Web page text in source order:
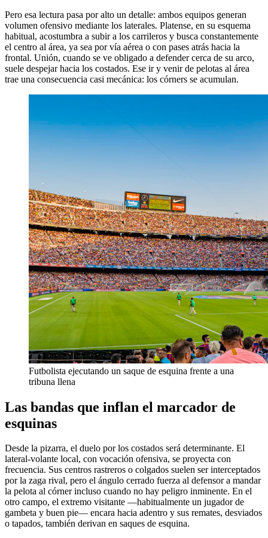
Pero esa lectura pasa por alto un detalle: ambos equipos generan
volumen ofensivo mediante los laterales. Platense, en su esquema
habitual, acostumbra a subir a los carrileros y busca constantemente
el centro al área, ya sea por vía aérea o con pases atrás hacia la
frontal. Unión, cuando se ve obligado a defender cerca de su arco,
suele despejar hacia los costados. Ese ir y venir de pelotas al área
trae una consecuencia casi mecánica: los córners se acumulan.
Futbolista ejecutando un saque de esquina frente a una
tribuna llena
Las bandas que inflan el marcador de
esquinas
Desde la pizarra, el duelo por los costados será determinante. El
lateral‑volante local, con vocación ofensiva, se proyecta con
frecuencia. Sus centros rastreros o colgados suelen ser interceptados
por la zaga rival, pero el ángulo cerrado fuerza al defensor a mandar
la pelota al córner incluso cuando no hay peligro inminente. En el
otro campo, el extremo visitante —habitualmente un jugador de
gambeta y buen pie— encara hacia adentro y sus remates, desviados
o tapados, también derivan en saques de esquina.